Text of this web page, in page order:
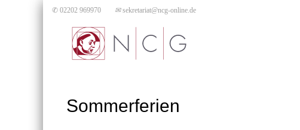
✆ 02202 969970 ✉sekretariat@ncg-online.de
Sommerferien